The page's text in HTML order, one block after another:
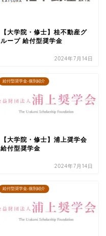
【大学院・修士】桂不動産グ
ループ 給付型奨学金
2024年7月14日
給付型奨学金-個別紹介
【大学院・修士】浦上奨学会
給付型奨学金
2024年7月14日
給付型奨学金-個別紹介